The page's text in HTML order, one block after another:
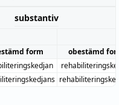
substantiv
form
obestämd